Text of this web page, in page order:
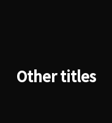
Other titles